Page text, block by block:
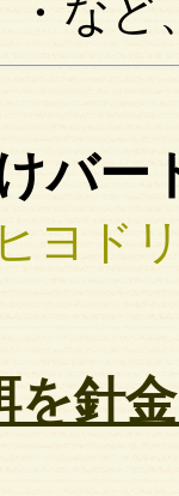
・など
バー
ヨド
を針